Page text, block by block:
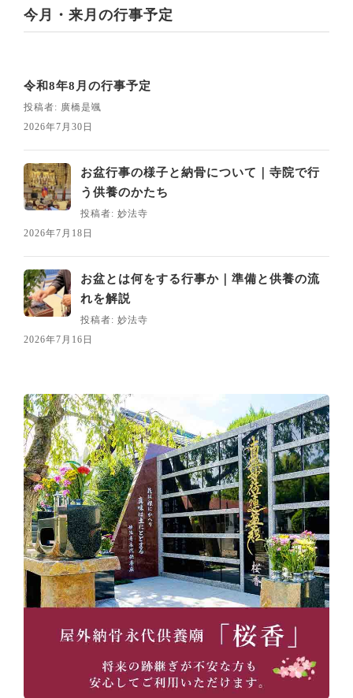
今月・来月の行事予定
令和8年8月の行事予定
投稿者: 廣橋是颯
2026年7月30日
お盆行事の様子と納骨について｜寺院で行
う供養のかたち
投稿者: 妙法寺
2026年7月18日
お盆とは何をする行事か｜準備と供養の流
れを解説
投稿者: 妙法寺
2026年7月16日